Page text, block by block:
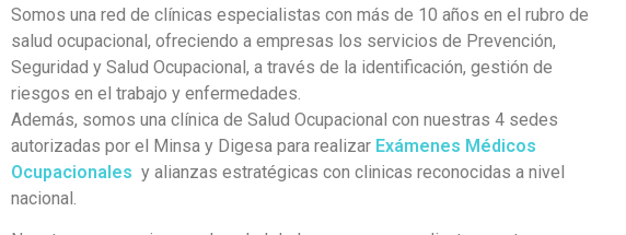
Somos una red de clínicas especialistas con más de 10 años en el rubro de
salud ocupacional, ofreciendo a empresas los servicios de Prevención,
Seguridad y Salud Ocupacional, a través de la identificación, gestión de
riesgos en el trabajo y enfermedades.
Además, somos una clínica de Salud Ocupacional con nuestras 4 sedes
autorizadas por el Minsa y Digesa para realizar Exámenes Médicos
Ocupacionales y alianzas estratégicas con clinicas reconocidas a nivel
nacional.